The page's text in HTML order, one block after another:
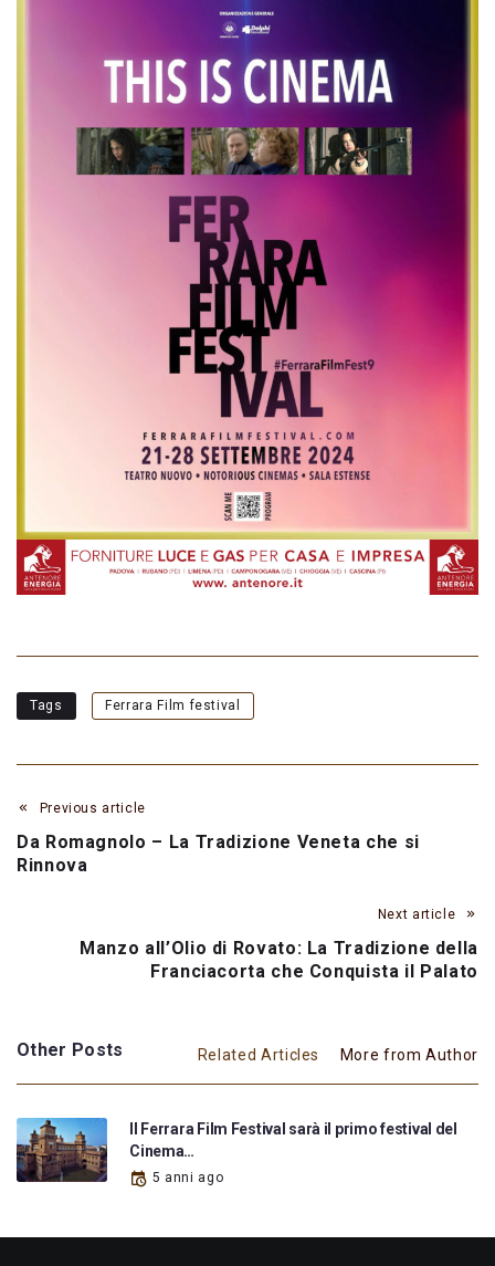
Tags Ferrara Film festival
Previous article
Da Romagnolo – La Tradizione Veneta che si
Rinnova
Next article
Manzo all’Olio di Rovato: La Tradizione della
Franciacorta che Conquista il Palato
Other Posts Related Articles More from Author
Il Ferrara Film Festival sarà il primo festival del
Cinema…
5 anni ago